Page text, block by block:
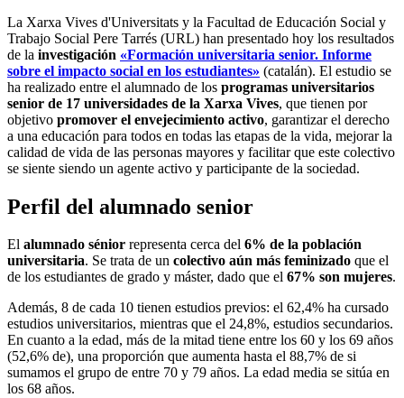
La Xarxa Vives d'Universitats y la Facultad de Educación Social y
Trabajo Social Pere Tarrés (URL) han presentado hoy los resultados
de la investigación «Formación universitaria senior. Informe
sobre el impacto social en los estudiantes» (catalán). El estudio se
ha realizado entre el alumnado de los programas universitarios
senior de 17 universidades de la Xarxa Vives, que tienen por
objetivo promover el envejecimiento activo, garantizar el derecho
a una educación para todos en todas las etapas de la vida, mejorar la
calidad de vida de las personas mayores y facilitar que este colectivo
se siente siendo un agente activo y participante de la sociedad.
Perfil del alumnado senior
El alumnado sénior representa cerca del 6% de la población
universitaria. Se trata de un colectivo aún más feminizado que el
de los estudiantes de grado y máster, dado que el 67% son mujeres.
Además, 8 de cada 10 tienen estudios previos: el 62,4% ha cursado
estudios universitarios, mientras que el 24,8%, estudios secundarios.
En cuanto a la edad, más de la mitad tiene entre los 60 y los 69 años
(52,6% de), una proporción que aumenta hasta el 88,7% de si
sumamos el grupo de entre 70 y 79 años. La edad media se sitúa en
los 68 años.